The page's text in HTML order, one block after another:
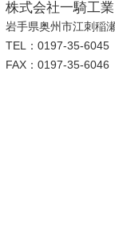
株式会社一騎工業
岩手県奥州市江刺稲
TEL：0197-35-6045
FAX：0197-35-6046